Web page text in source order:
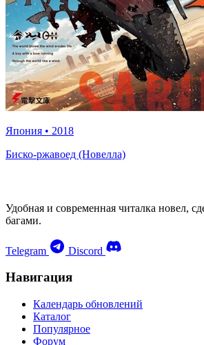
Япония • 2018
Биско-ржавоед (Новелла)
Удобная и современная читалка новел,
багами.
Telegram Discord
Навигация
Календарь обновлений
Каталог
Популярное
Форум